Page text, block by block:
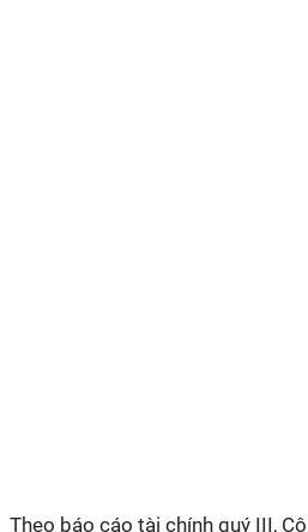
Theo báo cáo tài chính quý III,